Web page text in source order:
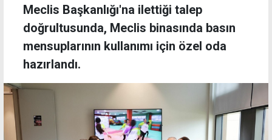
Meclis Başkanlığı'na ilettiği talep
doğrultusunda, Meclis binasında basın
mensuplarının kullanımı için özel oda
hazırlandı.